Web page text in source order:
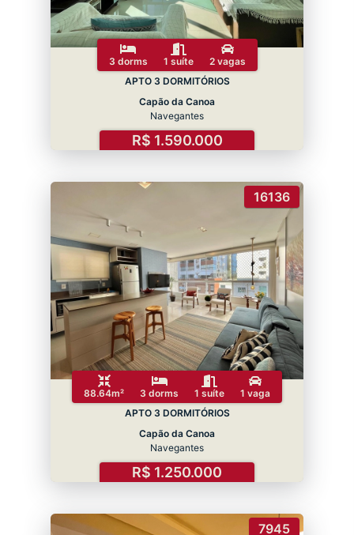
3 dorms 1 suíte
2 vagas
APTO 3 DORMITÓRIOS
Capão da Canoa
Navegantes
R$ 1.590.000
16136
88.64m² 3 dorms 1 suíte
1 vaga
APTO 3 DORMITÓRIOS
Capão da Canoa
Navegantes
R$ 1.250.000
7945